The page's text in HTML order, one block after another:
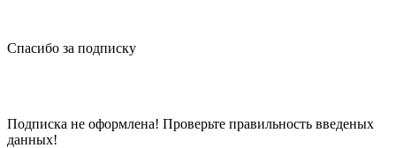
Спасибо за подписку
Подписка не оформлена! Проверьте правильность введеных
данных!